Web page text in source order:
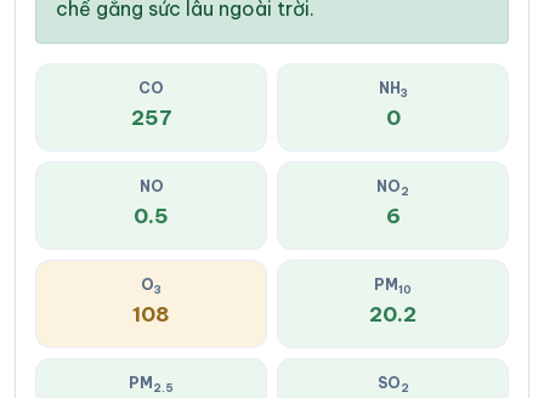
chế gắng sức lâu ngoài trời.
CO
257
NH 3
0
NO
0.5
NO2
6
O3
108
PM 10
20.2
PM 2.5 SO2